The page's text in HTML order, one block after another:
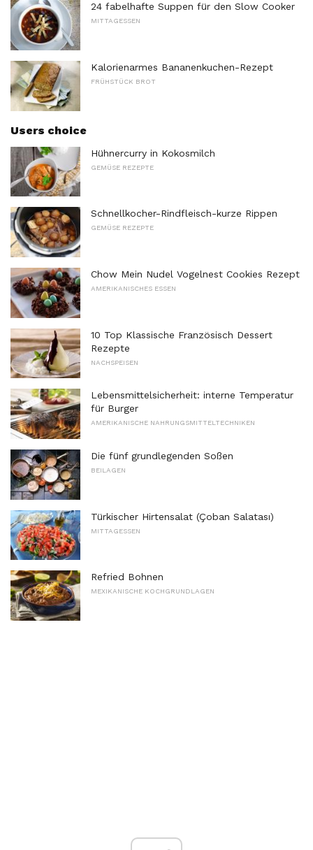
24 fabelhafte Suppen für den Slow Cooker
MITTAGESSEN
Kalorienarmes Bananenkuchen-Rezept
FRÜHSTÜCK BROT
Users choice
Hühnercurry in Kokosmilch
GEMÜSE REZEPTE
Schnellkocher-Rindfleisch-kurze Rippen
GEMÜSE REZEPTE
Chow Mein Nudel Vogelnest Cookies Rezept
AMERIKANISCHES ESSEN
10 Top Klassische Französisch Dessert
Rezepte
NACHSPEISEN
Lebensmittelsicherheit: interne Temperatur
für Burger
AMERIKANISCHE NAHRUNGSMITTELTECHNIKEN
Die fünf grundlegenden Soßen
BEILAGEN
Türkischer Hirtensalat (Çoban Salatası)
MITTAGESSEN
Refried Bohnen
MEXIKANISCHE KOCHGRUNDLAGEN